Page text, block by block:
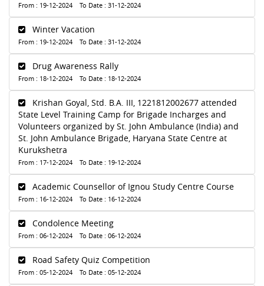
From : 19-12-2024 To Date : 31-12-2024
Winter Vacation
From : 19-12-2024 To Date : 31-12-2024
Drug Awareness Rally
From : 18-12-2024 To Date : 18-12-2024
Krishan Goyal, Std. B.A. III, 1221812002677 attended
State Level Training Camp for Brigade Incharges and
Volunteers organized by St. John Ambulance (India) and
St. John Ambulance Brigade, Haryana State Centre at
Kurukshetra
From : 17-12-2024 To Date : 19-12-2024
Academic Counsellor of Ignou Study Centre Course
From : 16-12-2024 To Date : 16-12-2024
Condolence Meeting
From : 06-12-2024 To Date : 06-12-2024
Road Safety Quiz Competition
From : 05-12-2024 To Date : 05-12-2024